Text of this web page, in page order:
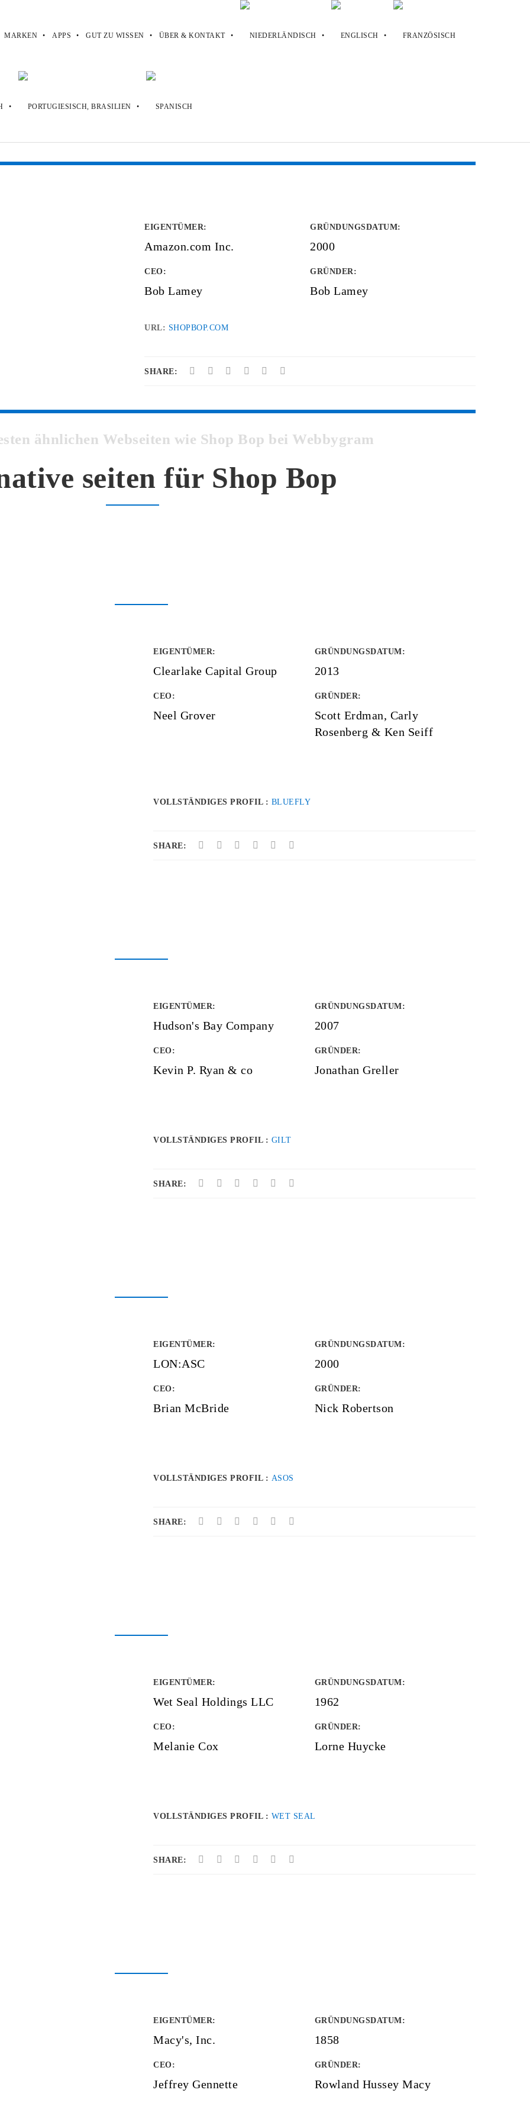
MARKEN APPS GUT ZU WISSEN ÜBER & KONTAKT
EIGENTÜMER:
Amazon.com Inc.
GRÜNDUNGSDATUM:
2000
CEO:
Bob Lamey
GRÜNDER:
Bob Lamey
URL: SHOPBOP.COM
SHARE:
ähnlichen Webseiten wie Shop Bop bei Webbygram
seiten für Shop Bop
EIGENTÜMER:
Clearlake Capital Group
GRÜNDUNGSDATUM:
2013
CEO:
Neel Grover
GRÜNDER:
Scott Erdman, Carly
Rosenberg & Ken Seiff
VOLLSTÄNDIGES PROFIL : BLUEFLY
SHARE:
EIGENTÜMER:
Hudson's Bay Company
GRÜNDUNGSDATUM:
2007
CEO:
Kevin P. Ryan & co
GRÜNDER:
Jonathan Greller
VOLLSTÄNDIGES PROFIL : GILT
SHARE:
EIGENTÜMER:
LON:ASC
GRÜNDUNGSDATUM:
2000
CEO:
Brian McBride
GRÜNDER:
Nick Robertson
VOLLSTÄNDIGES PROFIL : ASOS
SHARE:
EIGENTÜMER:
Wet Seal Holdings LLC
GRÜNDUNGSDATUM:
1962
CEO:
Melanie Cox
GRÜNDER:
Lorne Huycke
VOLLSTÄNDIGES PROFIL : WET SEAL
SHARE:
EIGENTÜMER:
Macy's, Inc.
GRÜNDUNGSDATUM:
1858
CEO:
Jeffrey Gennette
GRÜNDER:
Rowland Hussey Macy